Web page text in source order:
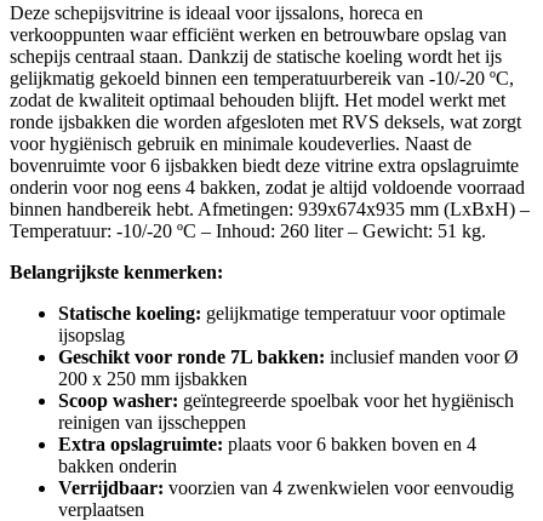
Deze schepijsvitrine is ideaal voor ijssalons, horeca en
verkooppunten waar efficiënt werken en betrouwbare opslag van
schepijs centraal staan. Dankzij de statische koeling wordt het ijs
gelijkmatig gekoeld binnen een temperatuurbereik van -10/-20 ºC,
zodat de kwaliteit optimaal behouden blijft. Het model werkt met
ronde ijsbakken die worden afgesloten met RVS deksels, wat zorgt
voor hygiënisch gebruik en minimale koudeverlies. Naast de
bovenruimte voor 6 ijsbakken biedt deze vitrine extra opslagruimte
onderin voor nog eens 4 bakken, zodat je altijd voldoende voorraad
binnen handbereik hebt. Afmetingen: 939x674x935 mm (LxBxH) –
Temperatuur: -10/-20 ºC – Inhoud: 260 liter – Gewicht: 51 kg.
Belangrijkste kenmerken:
Statische koeling: gelijkmatige temperatuur voor optimale
ijsopslag
Geschikt voor ronde 7L bakken: inclusief manden voor Ø
200 x 250 mm ijsbakken
Scoop washer: geïntegreerde spoelbak voor het hygiënisch
reinigen van ijsscheppen
Extra opslagruimte: plaats voor 6 bakken boven en 4
bakken onderin
Verrijdbaar: voorzien van 4 zwenkwielen voor eenvoudig
verplaatsen